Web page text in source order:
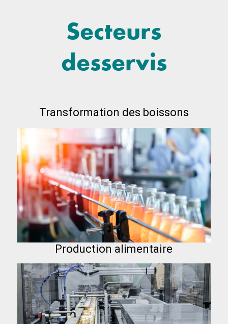
Secteurs
desservis
Transformation des boissons
Production alimentaire